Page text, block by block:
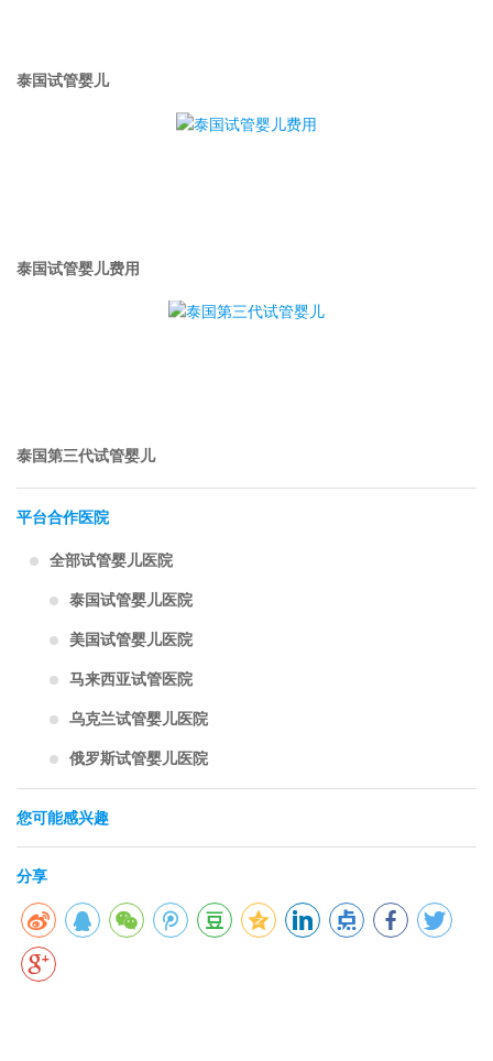
泰国试管婴儿
泰国试管婴儿费用
泰国第三代试管婴儿
平台合作医院
全部试管婴儿医院
泰国试管婴儿医院
美国试管婴儿医院
马来西亚试管医院
乌克兰试管婴儿医院
俄罗斯试管婴儿医院
您可能感兴趣
分享